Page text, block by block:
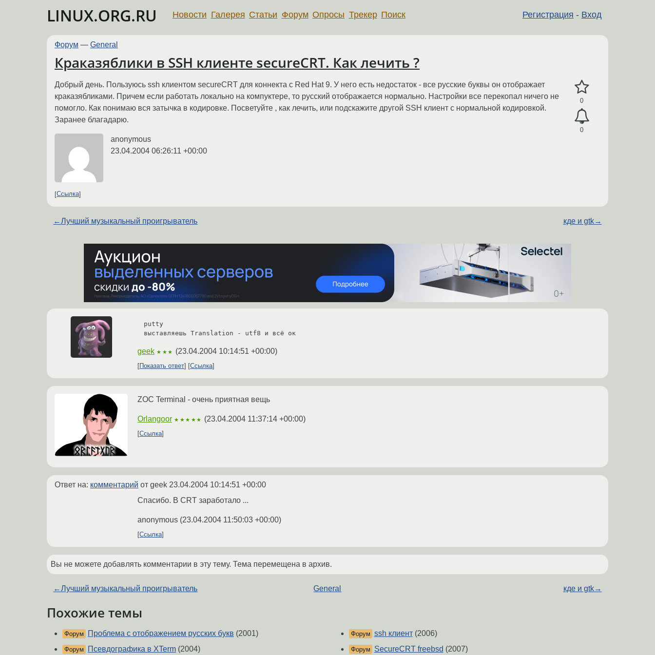
LINUX.ORG.RU Регистрация - Вход
Новости Галерея Статьи Форум Опросы Трекер Поиск
Форум — General
Краказяблики в SSH клиенте secureCRT. Как лечить ?
0
0
Добрый день. Пользуюсь ssh клиентом secureCRT для коннекта с Red Hat 9. У него есть недостаток - все русские буквы он отображает
краказябликами. Причем если работать локально на компуктере, то русский отображается нормально. Настройки все перекопал ничего не
помогло. Как понимаю вся затычка в кодировке. Посветуйте , как лечить, или подскажите другой SSH клиент с нормальной кодировкой.
Заранее благадарю.
anonymous
23.04.2004 06:26:11 +00:00
Ссылка
←Лучший музыкальный проигрыватель кде и gtk→
putty
выставляешь Translation - utf8 и всё ок
geek ★★★ (23.04.2004 10:14:51 +00:00)
Показать ответ Ссылка
ZOC Terminal - очень приятная вещь
Orlangoor ★★★★★ (23.04.2004 11:37:14 +00:00)
Ссылка
Ответ на: комментарий от geek 23.04.2004 10:14:51 +00:00
Спасибо. В CRT заработало ...
anonymous (23.04.2004 11:50:03 +00:00)
Ссылка
Вы не можете добавлять комментарии в эту тему. Тема перемещена в архив.
←Лучший музыкальный проигрыватель General кде и gtk→
Похожие темы
Форум Проблема с отображением русских букв (2001)
Форум Псевдографика в XTerm (2004)
Форум ssh клиент(2006)
Форум SecureCRT freebsd (2007)